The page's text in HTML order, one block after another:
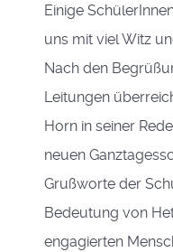
Einige
uns mit viel Witz
Nach den
Leitungen
Horn in seiner
neuen
Grußworte der
Bedeutung von
engagierten